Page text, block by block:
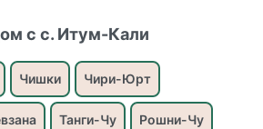
с с. Итум-Кали
Чишки Чири-Юрт
Танги-Чу Рошни-Чу